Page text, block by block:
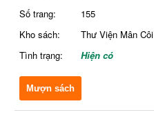
Số trang:
155
Kho sách:
Thư Viện Mân Côi
Tình trạng:
Hiện có
Mượn sách